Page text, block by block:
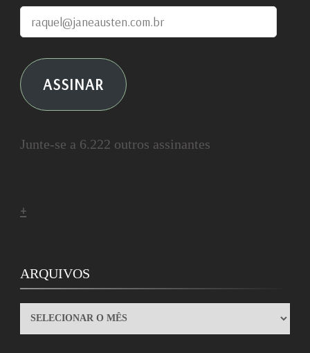
raquel@janeausten.com.br
ASSINAR
Junte-se a 6.222 outros assinantes
+
ARQUIVOS
ARQUIVOS